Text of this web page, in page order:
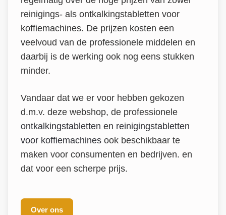
reinigings- als ontkalkingstabletten voor
koffiemachines. De prijzen kosten een
veelvoud van de professionele middelen en
daarbij is de werking ook nog eens stukken
minder.
Vandaar dat we er voor hebben gekozen
d.m.v. deze webshop, de professionele
ontkalkingstabletten en reinigingstabletten
voor koffiemachines ook beschikbaar te
maken voor consumenten en bedrijven. en
dat voor een scherpe prijs.
Over ons